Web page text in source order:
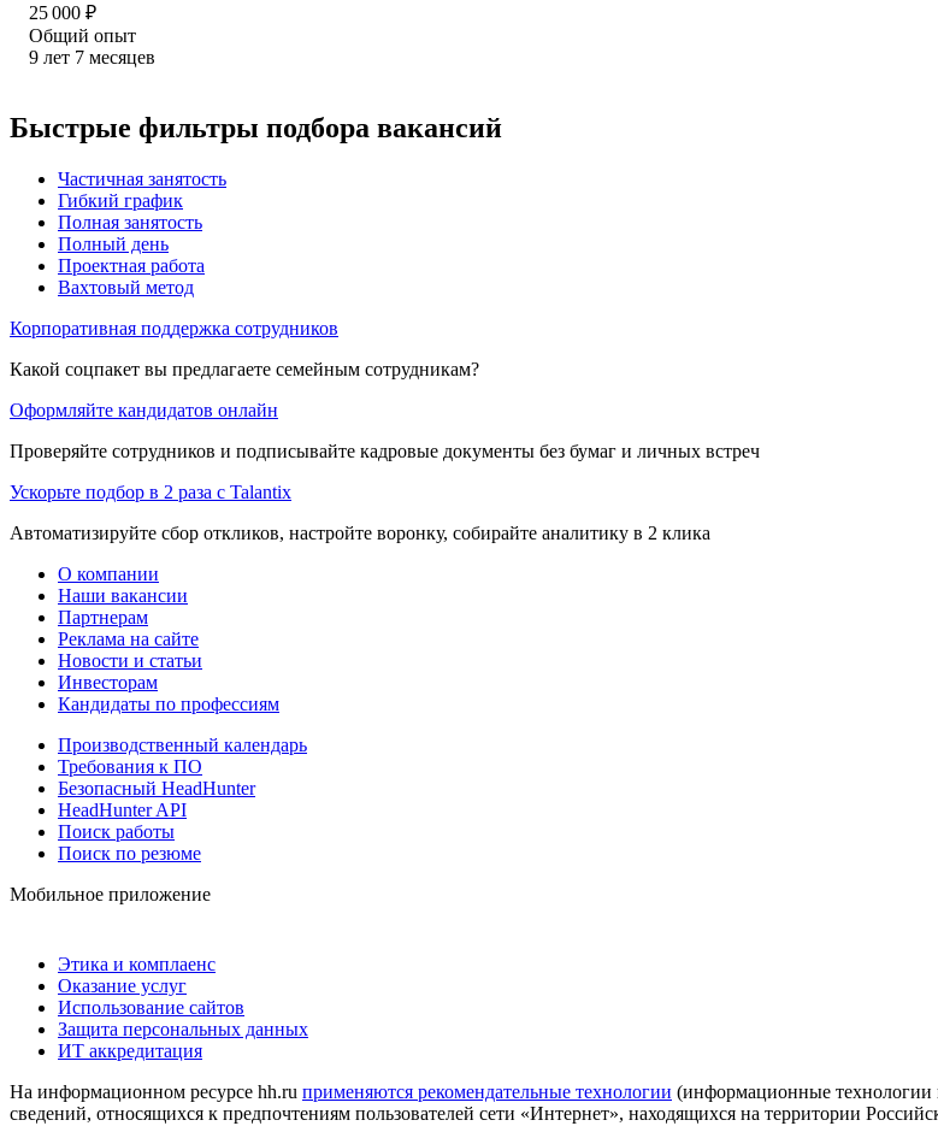
25 000 ₽
Общий опыт
9 лет 7 месяцев
Быстрые фильтры подбора вакансий
Частичная занятость
Гибкий график
Полная занятость
Полный день
Проектная работа
Вахтовый метод
Корпоративная поддержка сотрудников
Какой соцпакет вы предлагаете семейным сотрудникам?
Оформляйте кандидатов онлайн
Проверяйте сотрудников и подписывайте кадровые документы без бумаг и личных встреч
Ускорьте подбор в 2 раза с Talantix
Автоматизируйте сбор откликов, настройте воронку, собирайте аналитику в 2 клика
О компании
Наши вакансии
Партнерам
Реклама на сайте
Новости и статьи
Инвесторам
Кандидаты по профессиям
Производственный календарь
Требования к ПО
Безопасный HeadHunter
HeadHunter API
Поиск работы
Поиск по резюме
Мобильное приложение
Этика и комплаенс
Оказание услуг
Использование сайтов
Защита персональных данных
ИТ аккредитация
На информационном ресурсе hh.ru применяются рекомендательные технологии (информационные технологии
сведений, относящихся к предпочтениям пользователей сети «Интернет», находящихся на территории